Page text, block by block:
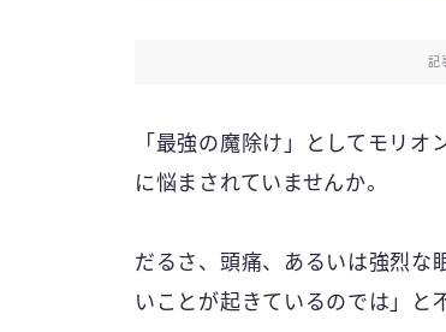
記
「最強の魔除け」としてモリ
に悩まされていませんか。
だるさ、頭痛、あるいは強烈な
いことが起きているのでは」と